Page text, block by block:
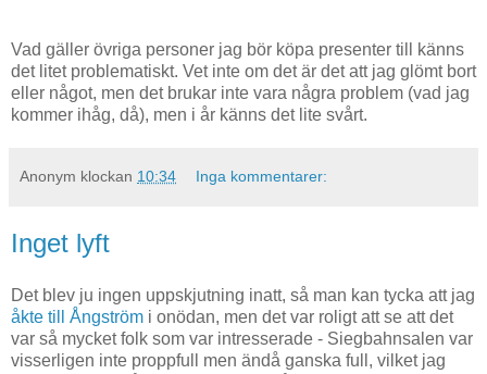
Vad gäller övriga personer jag bör köpa presenter till känns
det litet problematiskt. Vet inte om det är det att jag glömt bort
eller något, men det brukar inte vara några problem (vad jag
kommer ihåg, då), men i år känns det lite svårt.
Anonym klockan 10:34 Inga kommentarer:
Inget lyft
Det blev ju ingen uppskjutning inatt, så man kan tycka att jag
åkte till Ångström i onödan, men det var roligt att se att det
var så mycket folk som var intresserade - Siegbahnsalen var
visserligen inte proppfull men ändå ganska full, vilket jag